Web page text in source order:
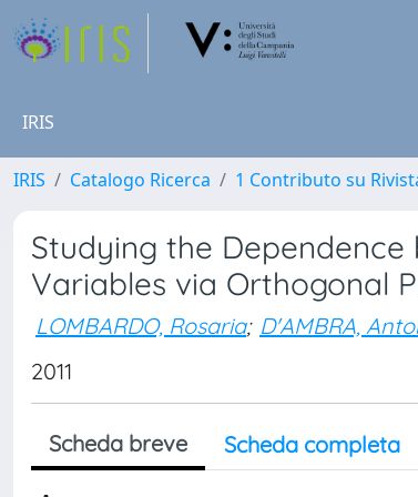
IRIS
IRIS Catalogo Ricerca 1 Contributo su
Studying the
Variables via Orthogonal
LOMBARDO, Rosaria; D'AMBRA,
2011
Scheda breve Scheda completa